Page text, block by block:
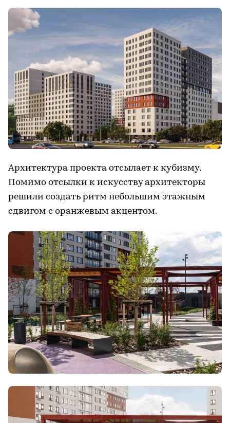
Архитектура проекта отсылает к кубизму.
Помимо отсылки к искусству архитекторы
решили создать ритм небольшим этажным
сдвигом с оранжевым акцентом.